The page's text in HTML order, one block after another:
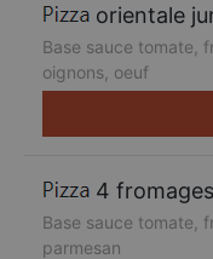
orientale
Base sauce tomate,
oignons, oeuf
4
Base sauce tomate,
parmesan